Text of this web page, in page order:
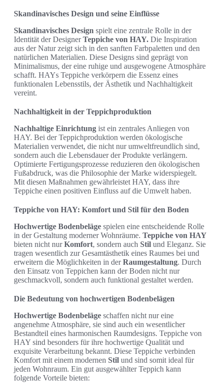
Skandinavisches Design und seine Einflüsse
Skandinavisches Design spielt eine zentrale Rolle in der
Identität der DesignerTeppiche von HAY. Die Inspiration
aus der Natur zeigt sich in den sanften Farbpaletten und den
natürlichen Materialien. Diese Designs sind geprägt von
Minimalismus, der eine ruhige und ausgewogene Atmosphäre
schafft. HAYs Teppiche verkörpern die Essenz eines
funktionalen Lebensstils, der Ästhetik und Nachhaltigkeit
vereint.
Nachhaltigkeit in der Teppichproduktion
Nachhaltige Einrichtung ist ein zentrales Anliegen von
HAY. Bei der Teppichproduktion werden ökologische
Materialien verwendet, die nicht nur umweltfreundlich sind,
sondern auch die Lebensdauer der Produkte verlängern.
Optimierte Fertigungsprozesse reduzieren den ökologischen
Fußabdruck, was die Philosophie der Marke widerspiegelt.
Mit diesen Maßnahmen gewährleistet HAY, dass ihre
Teppiche einen positiven Einfluss auf die Umwelt haben.
Teppiche von HAY: Komfort und Stil für den Boden
Hochwertige Bodenbeläge spielen eine entscheidende Rolle
in der Gestaltung moderner Wohnräume. Teppiche von HAY
bieten nicht nurKomfort, sondern auch Stil und Eleganz. Sie
tragen wesentlich zur Gesamtästhetik eines Raumes bei und
erweitern die Möglichkeiten in derRaumgestaltung. Durch
den Einsatz von Teppichen kann der Boden nicht nur
geschmackvoll, sondern auch funktional gestaltet werden.
Die Bedeutung von hochwertigen Bodenbelägen
Hochwertige Bodenbeläge schaffen nicht nur eine
angenehme Atmosphäre, sie sind auch ein wesentlicher
Bestandteil eines harmonischen Raumdesigns. Teppiche von
HAY sind besonders für ihre hochwertige Qualität und
exquisite Verarbeitung bekannt. Diese Teppiche verbinden
Komfort mit einem modernen Stil und sind somit ideal für
jeden Wohnraum. Ein gut ausgewählter Teppich kann
folgende Vorteile bieten: